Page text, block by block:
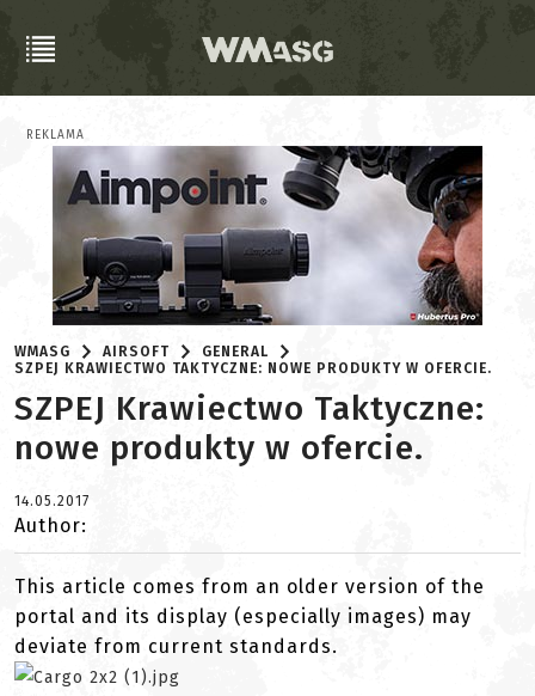
REKLAMA
WMASG AIRSOFT
GENERAL
SZPEJ KRAWIECTWO TAKTYCZNE: NOWE PRODUKTY W OFERCIE.
SZPEJ Krawiectwo Taktyczne:
nowe produkty w ofercie.
14.05.2017
Author:
This article comes from an older version of the
portal and its display (especially images) may
deviate from current standards.